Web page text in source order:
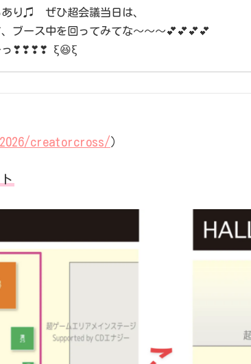
あり♫ ぜひ超会議当日は、
ブース中を回ってみてな〜〜〜💕💕💕💕
っ❣❣❣❣ ξ😆ξ
creatorcross/）